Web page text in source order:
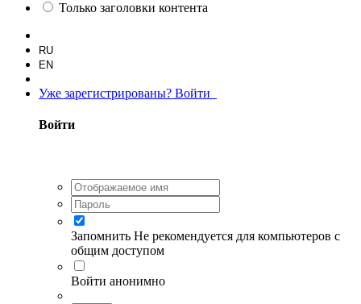
Только заголовки контента
RU
EN
Уже зарегистрированы? Войти
Войти
Запомнить Не рекомендуется для компьютеров с
общим доступом
Войти анонимно